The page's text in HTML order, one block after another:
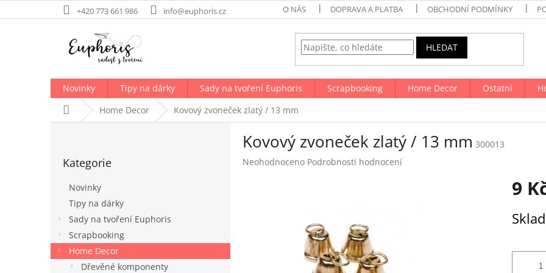
na
+420 773 661 986 info@euphoris.cz O NÁS DOPRAVA A PLATBA OBCHODNÍ PODMÍNKY
HLEDAT
Novinky Tipy na dárky Sady na tvoření Euphoris Scrapbooking Home Decor Ostatní
Domů Home Decor Kovový zvoneček zlatý / 13 mm
a
kategorie
Kategorie
Novinky
Tipy na dárky
Sady na tvoření Euphoris
Scrapbooking
Home Decor
Dřevěné komponenty
Kovový zvoneček zlatý / 13 mm 300013
Průměrné
Neohodnoceno Podrobnosti hodnocení
9
cena: